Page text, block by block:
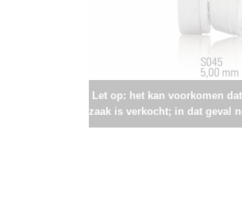
Let op: het kan voorkomen
zaak is verkocht; in dat geval